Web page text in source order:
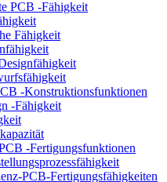
PCB -Fähigkeit
Fähigkeit
-Konstruktionsfunktionen
-Fähigkeit
-Fertigungsfunktionen
PCB-Fertigungsfähigkeiten